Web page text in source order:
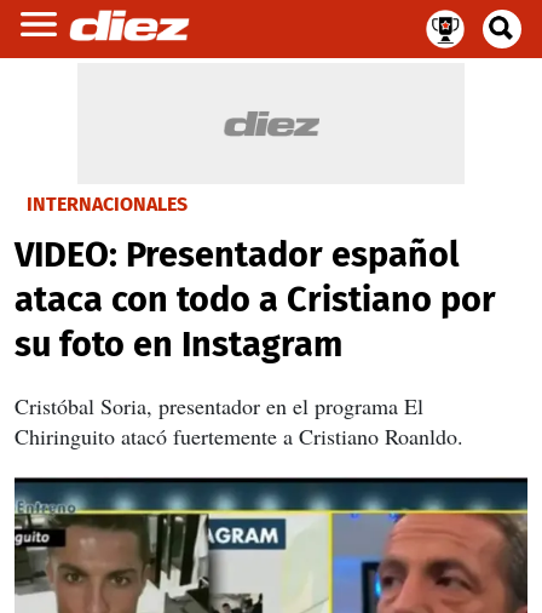
INTERNACIONALES
VIDEO: Presentador español
ataca con todo a Cristiano por
su foto en Instagram
Cristóbal Soria, presentador en el programa El
Chiringuito atacó fuertemente a Cristiano Roanldo.